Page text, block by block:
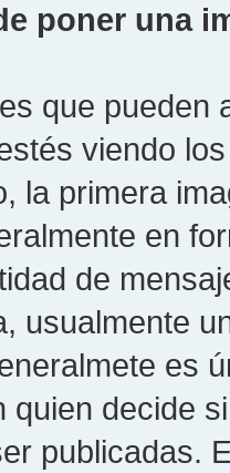
poner una
que pueden
viendo
la primera
en
de
usualmente
es
quien decide
publicadas.